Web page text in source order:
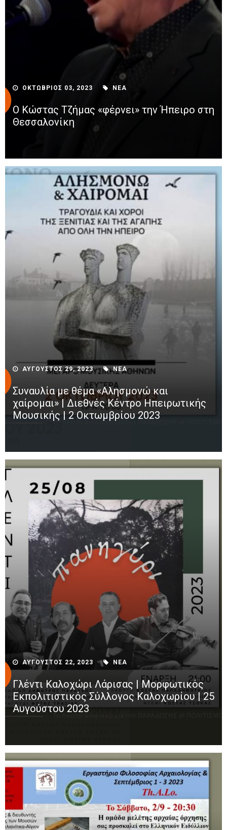
ΟΚΤΩΒΡΙΟΣ 03, 2023 ΝΕΑ
Ο Κώστας Τζήμας «φέρνει» την Ήπειρο στη
Θεσσαλονίκη
ΑΥΓΟΥΣΤΟΣ 29, 2023 ΝΕΑ
Συναυλία με θέμα «Αλησμονώ και
χαίρομαι» | Διεθνές Κέντρο Ηπειρωτικής
Μουσικής | 2 Οκτωμβρίου 2023
ΑΥΓΟΥΣΤΟΣ 22, 2023 ΝΕΑ
Γλέντι Καλοχώρι Λάρισας | Μορφωτικός
Εκπολιτιστικός Σύλλογος Καλοχωρίου | 25
Αυγούστου 2023